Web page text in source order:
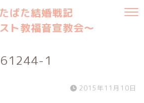
ばた結婚戦記
ト教福音宣教会〜
1
2015年11月10日